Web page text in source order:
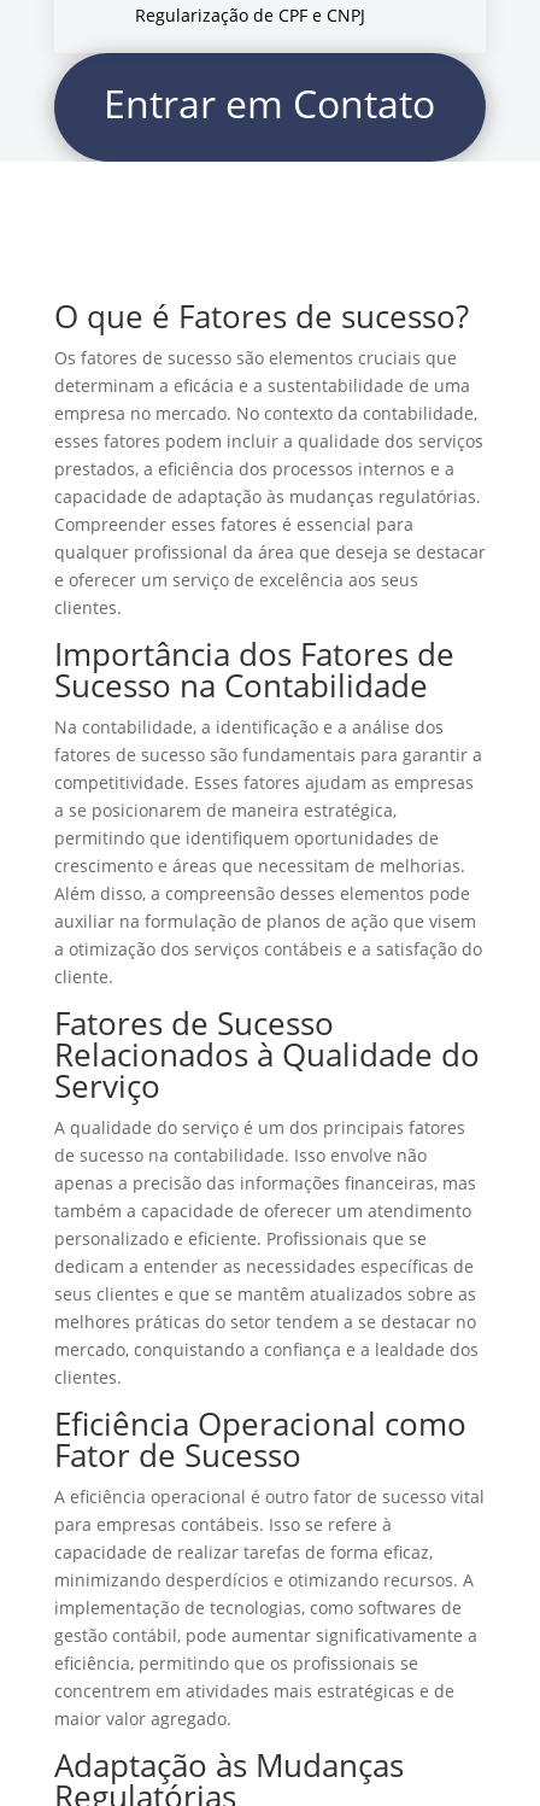
Regularização de CPF e CNPJ
Entrar em Contato
O que é Fatores de sucesso?
Os fatores de sucesso são elementos cruciais que
determinam a eficácia e a sustentabilidade de uma
empresa no mercado. No contexto da contabilidade,
esses fatores podem incluir a qualidade dos serviços
prestados, a eficiência dos processos internos e a
capacidade de adaptação às mudanças regulatórias.
Compreender esses fatores é essencial para
qualquer profissional da área que deseja se destacar
e oferecer um serviço de excelência aos seus
clientes.
Importância dos Fatores de
Sucesso na Contabilidade
Na contabilidade, a identificação e a análise dos
fatores de sucesso são fundamentais para garantir a
competitividade. Esses fatores ajudam as empresas
a se posicionarem de maneira estratégica,
permitindo que identifiquem oportunidades de
crescimento e áreas que necessitam de melhorias.
Além disso, a compreensão desses elementos pode
auxiliar na formulação de planos de ação que visem
a otimização dos serviços contábeis e a satisfação do
cliente.
Fatores de Sucesso
Relacionados à Qualidade do
Serviço
A qualidade do serviço é um dos principais fatores
de sucesso na contabilidade. Isso envolve não
apenas a precisão das informações financeiras, mas
também a capacidade de oferecer um atendimento
personalizado e eficiente. Profissionais que se
dedicam a entender as necessidades específicas de
seus clientes e que se mantêm atualizados sobre as
melhores práticas do setor tendem a se destacar no
mercado, conquistando a confiança e a lealdade dos
clientes.
Eficiência Operacional como
Fator de Sucesso
A eficiência operacional é outro fator de sucesso vital
para empresas contábeis. Isso se refere à
capacidade de realizar tarefas de forma eficaz,
minimizando desperdícios e otimizando recursos. A
implementação de tecnologias, como softwares de
gestão contábil, pode aumentar significativamente a
eficiência, permitindo que os profissionais se
concentrem em atividades mais estratégicas e de
maior valor agregado.
Adaptação às Mudanças
Regulatórias